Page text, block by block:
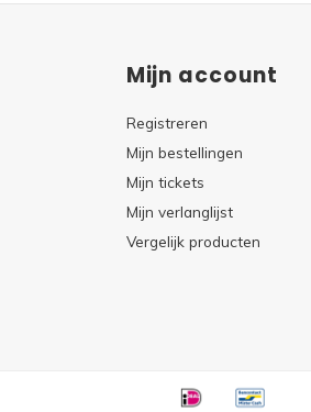
Mijn account
Registreren
Mijn bestellingen
Mijn tickets
Mijn verlanglijst
Vergelijk producten